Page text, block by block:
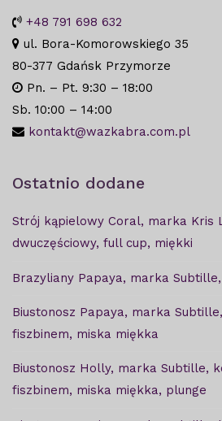
+48 791 698 632
ul. Bora-Komorowskiego 35
80-377 Gdańsk Przymorze
Pn. – Pt. 9:30 – 18:00
Sb. 10:00 – 14:00
kontakt@wazkabra.com.pl
Ostatnio dodane
Strój kąpielowy Coral, marka Kris
dwuczęściowy, full cup, miękki
Brazyliany Papaya, marka
Biustonosz Papaya, marka
fiszbinem, miska miękka
Biustonosz Holly, marka Subtille,
fiszbinem, miska miękka, plunge